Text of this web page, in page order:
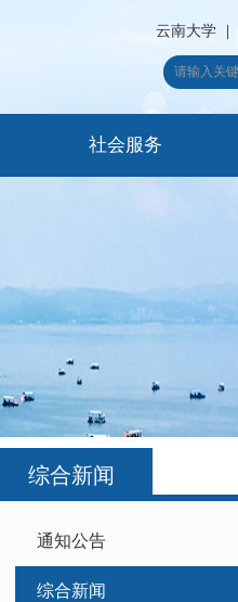
云南大学
社会服务
综合新闻
通知公告
综合新闻